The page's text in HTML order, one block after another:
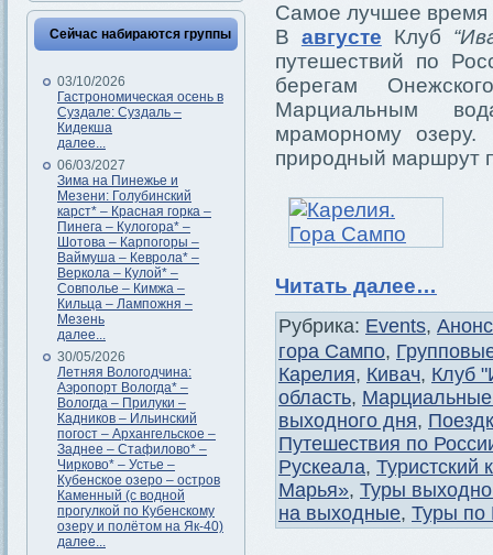
Сейчас набираются группы
03/10/2026
Гастрономическая осень в
Суздале: Суздаль –
Кидекша
далее...
06/03/2027
Зима на Пинежье и
Мезени: Голубинский
карст* – Красная горка –
Пинега – Кулогора* –
Шотова – Карпогоры –
Ваймуша – Кеврола* –
Веркола – Кулой* –
Совполье – Кимжа –
Кильца – Лампожня –
Мезень
далее...
30/05/2026
Летняя Вологодчина:
Аэропорт Вологда* –
Вологда – Прилуки –
Кадников – Ильинский
погост – Архангельское –
Заднее – Стафилово* –
Чирково* – Устье –
Кубенское озеро – остров
Каменный (с водной
прогулкой по Кубенскому
озеру и полётом на Як-40)
далее...
Самое лучшее время
В августе Клуб
путешествий по
берегам
Марциальным
мраморному
природный маршрут
Читать далее…
Рубрика: Events,
гора Сампо,
Карелия, Кивач, Клуб
область,
выходного дня,
Путешествия по
Рускеала, Туристский
Марья», Туры
на выходные, Туры по